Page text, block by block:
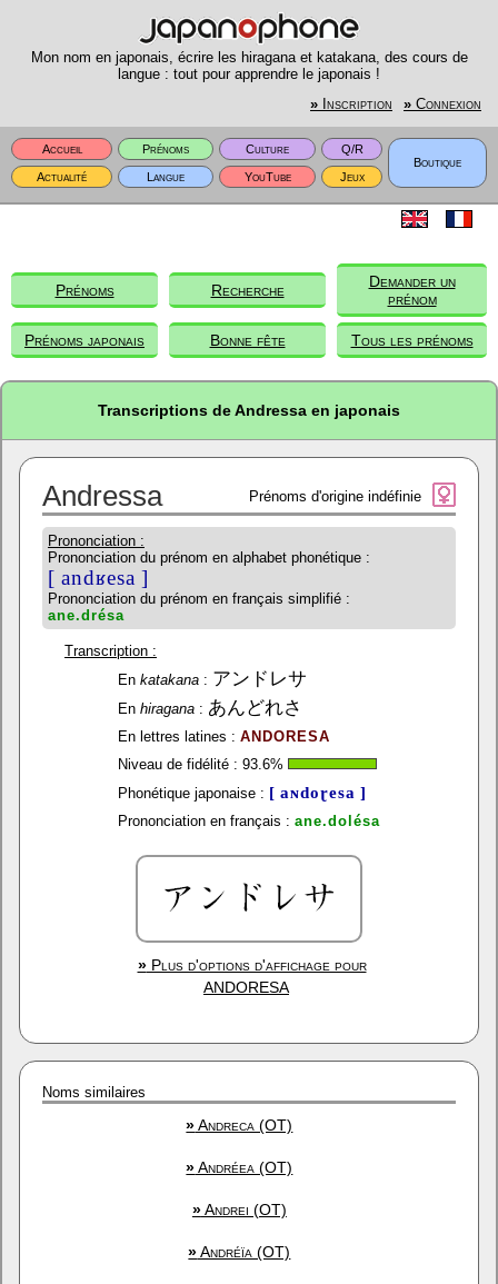
Mon nom en japonais, écrire les hiragana et katakana, des cours de
langue : tout pour apprendre le japonais !
» Inscription » Connexion
Accueil Prénoms Culture
Q/R
Boutique
Actualité
Langue YouTube Jeux
Prénoms Recherche
Demander un
prénom
Prénoms japonais Bonne fête Tous les prénoms
Transcriptions de Andressa en japonais
Andressa Prénoms d'origine indéfinie
Prononciation :
Prononciation du prénom en alphabet phonétique :
[ andʁesa ]
Prononciation du prénom en français simplifié :
ane.drésa
Transcription :
En katakana : アンドレサ
En hiragana : あんどれさ
En lettres latines : ANDORESA
Niveau de fidélité : 93.6%
Phonétique japonaise : [ aɴdoɽesa ]
Prononciation en français : ane.dolésa
»Plus d'options d'affichage pour
ANDORESA
Noms similaires
»Andreca (OT)
»Andréea (OT)
»Andrei (OT)
»Andréïa (OT)